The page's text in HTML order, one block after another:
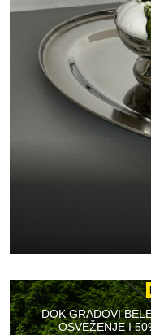
DOK GRADOVI
OSVEŽENJE I